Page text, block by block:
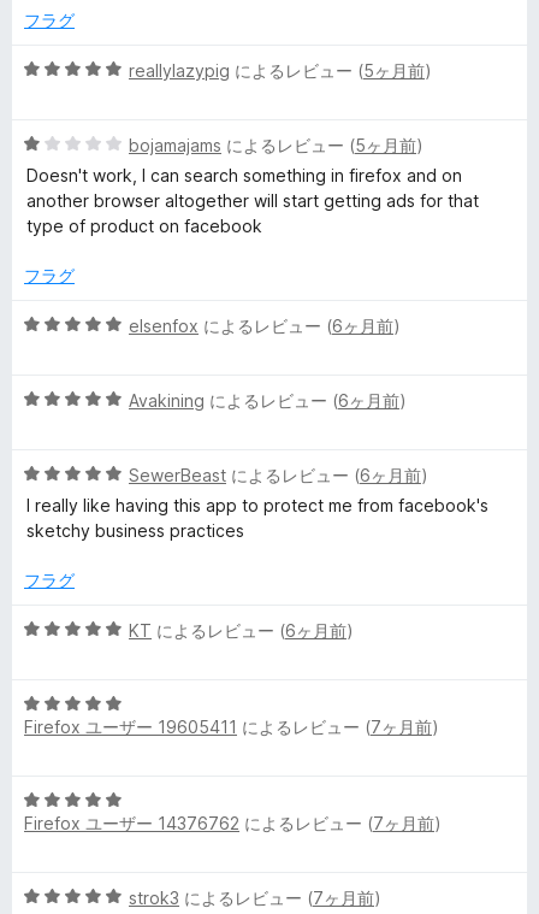
価
2
評
フラグ
5
中
5
の
評
reallylazypig によるレビュー (5ヶ月前)
5
段
階
中
の
価
bojamajams によるレビュー (5ヶ月前)
Doesn't work, I can search something in firefox and on
another browser altogether will start getting ads for that
type of product on facebook
フラグ
5
中
評
価
elsenfox によるレビュー (6ヶ月前)
5
中
5
の
価
Avakining によるレビュー (6ヶ月前)
5
段
階
5
評
SewerBeast によるレビュー (6ヶ月前)
I really like having this app to protect me from facebook's
sketchy business practices
フラグ
5
中
5
価
KT によるレビュー (6ヶ月前)
5
段
5
の
Firefox ユーザー 19605411 によるレビュー (7ヶ月前)
5
段
5
Firefox ユーザー 14376762 によるレビュー (7ヶ月前)
5
strok3 によるレビュー (7ヶ月前)